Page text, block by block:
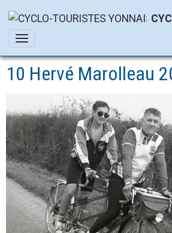
10 Hervé Marolleau